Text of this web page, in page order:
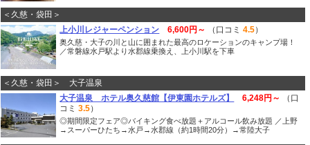
＜久慈・袋田＞
上小川レジャーペンション
6,600円～ （口コミ4.5）
奥久慈・大子の川と山に囲まれた最高のロケーションのキャンプ場！
／常磐線水戸駅より水郡線乗換え、上小川駅を下車
＜久慈・袋田＞ 大子温泉
大子温泉 ホテル奥久慈館【伊東園ホテルズ】
6,248円～
（口
コミ3.5）
◎期間限定フェア◎バイキング食べ放題＋アルコール飲み放題 ／上野
→スーパーひたち→水戸→水郡線（約1時間20分）→常陸大子